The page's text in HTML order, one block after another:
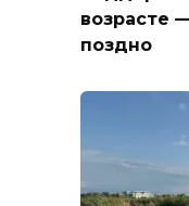
возрасте
поздно